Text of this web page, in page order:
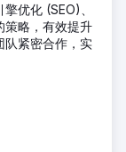
优化 (SEO)、
策略，有效提升
队紧密合作，实